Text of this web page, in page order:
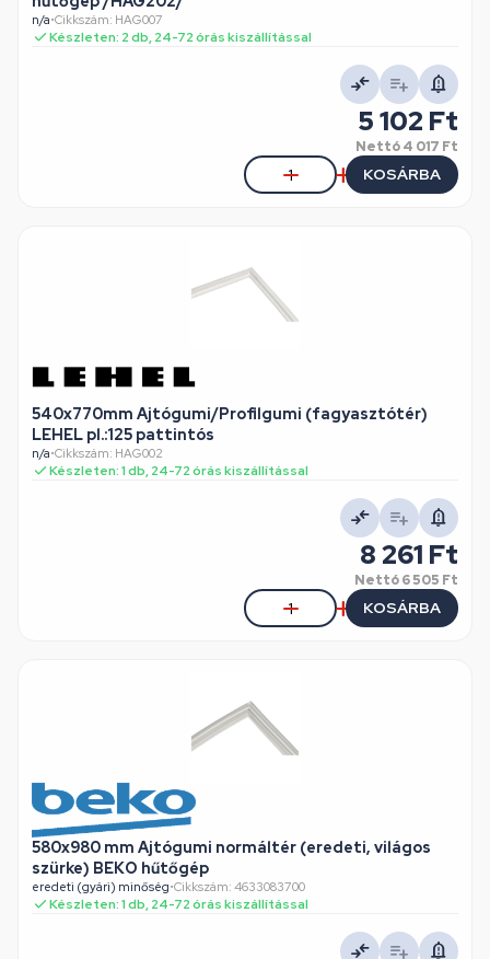
n/a•Cikkszám: HAG007
Készleten: 2 db, 24-72 órás kiszállítással
5 102 Ft
Nettó4 017 Ft
KOSÁRBA
540x770mm Ajtógumi/Profilgumi (fagyasztótér)
LEHEL pl.:125 pattintós
n/a•Cikkszám: HAG002
Készleten: 1 db, 24-72 órás kiszállítással
8 261 Ft
Nettó6 505 Ft
KOSÁRBA
580x980 mm Ajtógumi normáltér (eredeti, világos
szürke) BEKO hűtőgép
eredeti (gyári) minőség•Cikkszám: 4633083700
Készleten: 1 db, 24-72 órás kiszállítással